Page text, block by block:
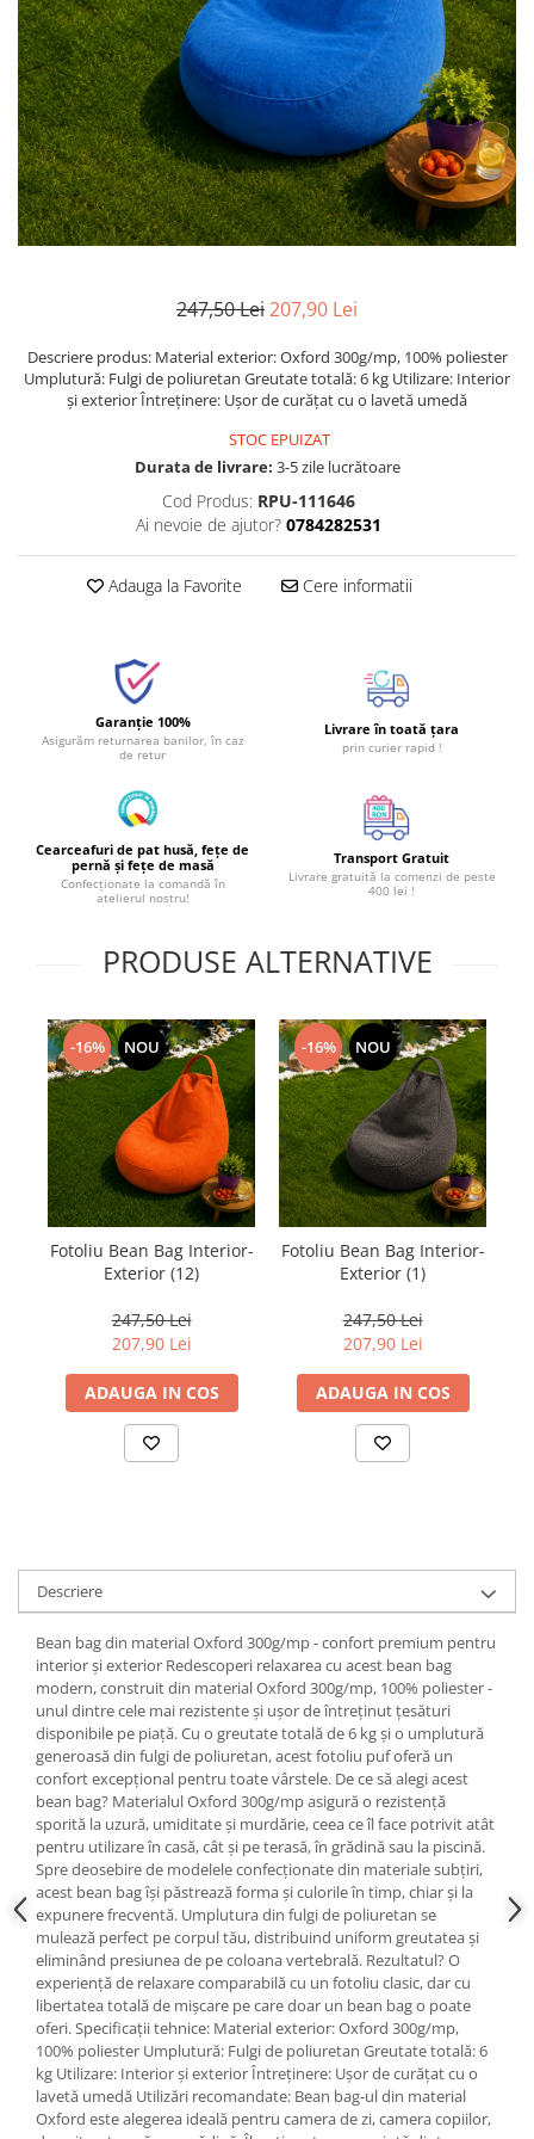
Metraje fețe de masă
Metraje impermeabile
Metraje simple
Metraje Sărbători/Iarnă
Muselină
Nanghin
Lenjerii de pat policoton
Lenjerii de pat finet 6 piese
Lenjerii de pat percale - bumbac
100%
Lenjerii de pat albe
Lenjerii de pat bumbac imprimat
digital
Lenjerii de pat creponate -
LENJERII DE PAT POLICOTON
247,50 Lei207,90 Lei
Descriere produs: Material exterior: Oxford 300g/mp, 100% poliester
Umplutură: Fulgi de poliuretan Greutate totală: 6 kg Utilizare: Interior
și exterior Întreținere: Ușor de curățat cu o lavetă umedă
STOC EPUIZAT
Durata de livrare: 3-5 zile lucrătoare
Cod Produs: RPU-111646
Ai nevoie de ajutor? 0784282531
Adauga la Favorite Cere informatii
Garanție 100%
Asigurăm returnarea banilor, în caz
de retur
Livrare în toată țara
prin curier rapid !
Cearceafuri de pat husă, fețe de
pernă și fețe de masă
Confecționate la comandă în
atelierul nostru!
Transport Gratuit
Livrare gratuită la comenzi de peste
400 lei !
PRODUSE ALTERNATIVE
-16% NOU
Fotoliu Bean Bag Interior-
Exterior (12)
247,50 Lei
207,90 Lei
ADAUGA IN COS
-16% NOU
Fotoliu Bean Bag Interior-
Exterior (1)
247,50 Lei
207,90 Lei
ADAUGA IN COS
Descriere
Bean bag din material Oxford 300g/mp - confort premium pentru
interior și exterior Redescoperi relaxarea cu acest bean bag
modern, construit din material Oxford 300g/mp, 100% poliester -
unul dintre cele mai rezistente și ușor de întreținut țesături
disponibile pe piață. Cu o greutate totală de 6 kg și o umplutură
generoasă din fulgi de poliuretan, acest fotoliu puf oferă un
confort excepțional pentru toate vârstele. De ce să alegi acest
bean bag? Materialul Oxford 300g/mp asigură o rezistență
sporită la uzură, umiditate și murdărie, ceea ce îl face potrivit atât
pentru utilizare în casă, cât și pe terasă, în grădină sau la piscină.
Spre deosebire de modelele confecționate din materiale subțiri,
acest bean bag își păstrează forma și culorile în timp, chiar și la
expunere frecventă. Umplutura din fulgi de poliuretan se
mulează perfect pe corpul tău, distribuind uniform greutatea și
eliminând presiunea de pe coloana vertebrală. Rezultatul? O
experiență de relaxare comparabilă cu un fotoliu clasic, dar cu
libertatea totală de mișcare pe care doar un bean bag o poate
oferi. Specificații tehnice: Material exterior: Oxford 300g/mp,
100% poliester Umplutură: Fulgi de poliuretan Greutate totală: 6
kg Utilizare: Interior și exterior Întreținere: Ușor de curățat cu o
lavetă umedă Utilizări recomandate: Bean bag-ul din material
Oxford este alegerea ideală pentru camera de zi, camera copiilor,